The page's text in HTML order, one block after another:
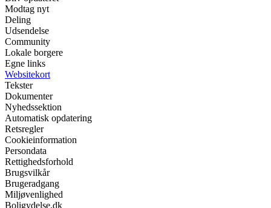
Modtag nyt
Deling
Udsendelse
Community
Lokale borgere
Egne links
Websitekort
Tekster
Dokumenter
Nyhedssektion
Automatisk opdatering
Retsregler
Cookieinformation
Persondata
Rettighedsforhold
Brugsvilkår
Brugeradgang
Miljøvenlighed
Boligydelse.dk